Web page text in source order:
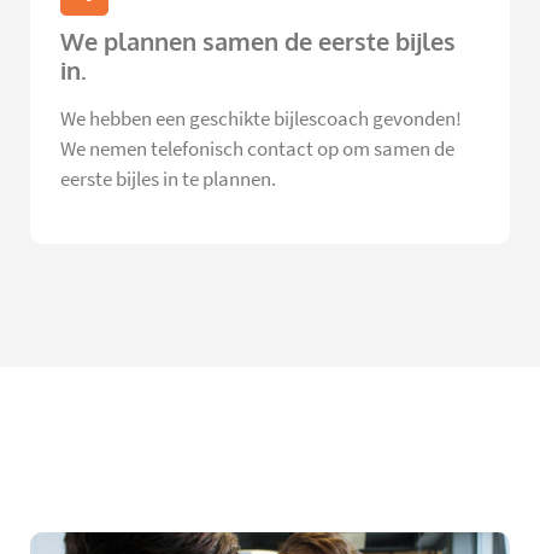
We plannen samen de eerste bijles
in.
We hebben een geschikte bijlescoach gevonden!
We nemen telefonisch contact op om samen de
eerste bijles in te plannen.